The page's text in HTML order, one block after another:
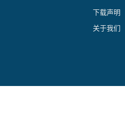
下载声明
关于我们